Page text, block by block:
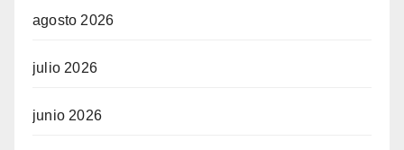
agosto 2026
julio 2026
junio 2026